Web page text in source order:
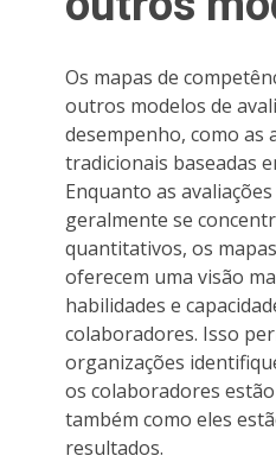
Os mapas de
outros modelos de
desempenho, como as
tradicionais baseadas
Enquanto as
geralmente se
quantitativos, os
oferecem uma visão
habilidades e
colaboradores. Isso
organizações
os colaboradores
também como eles
resultados.